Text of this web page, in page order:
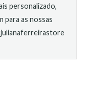
personalizado,
para as nossas